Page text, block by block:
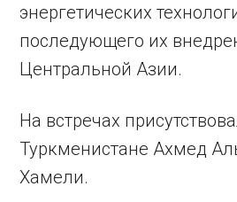
энергетических
последующего их
Центральной Азии.
На встречах
Туркменистане Ахмед
Хамели.